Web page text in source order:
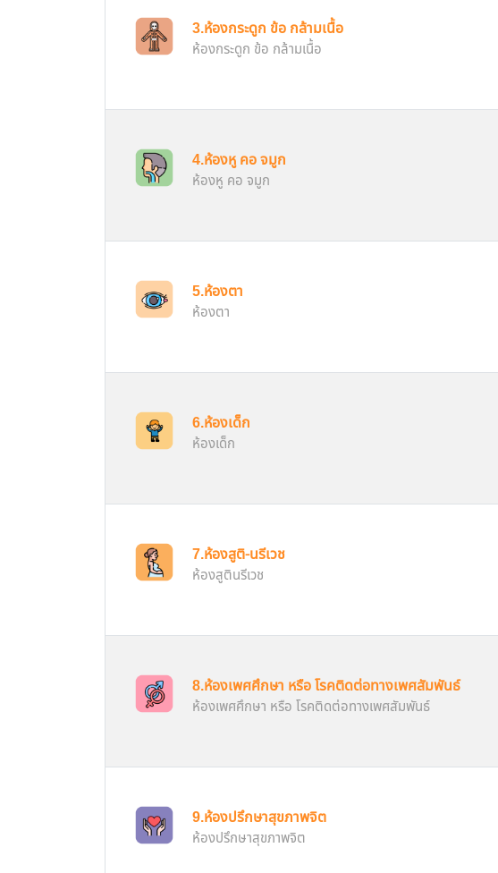
3.ห้องกระดูก ข้อ กล้ามเนื้อ
ห้องกระดูก ข้อ กล้ามเนื้อ
4.ห้องหู คอ จมูก
ห้องหู คอ จมูก
5.ห้องตา
ห้องตา
6.ห้องเด็ก
ห้องเด็ก
7.ห้องสูติ-นรีเวช
ห้องสูตินรีเวช
8.ห้องเพศศึกษา หรือ โรคติดต่อทางเพศสัมพันธ์
ห้องเพศศึกษา หรือ โรคติดต่อทางเพศสัมพันธ์
9.ห้องปรึกษาสุขภาพจิต
ห้องปรึกษาสุขภาพจิต